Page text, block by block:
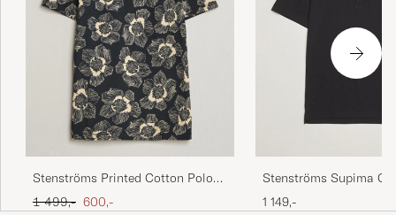
Stenströms Printed Cotton Polo
Black
Ordinary pris
1 499,- Nedsat pris
600,-
Stenströms Supima
Shirt Black
1 149,-